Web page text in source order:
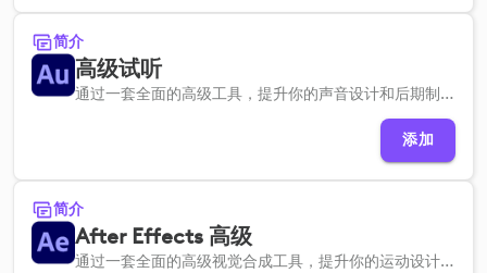
简介
高级试听
通过一套全面的高级工具，提升你的声音设计和后期制作能力。
添加
简介
After Effects 高级
通过一套全面的高级视觉合成工具，提升你的运动设计工作流程。